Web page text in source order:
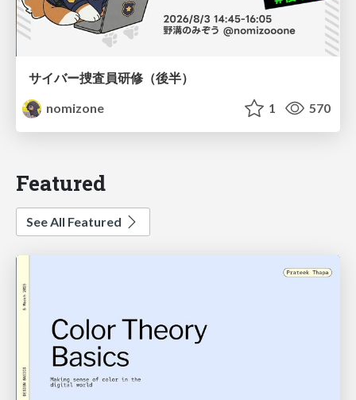
サイバー捜査員研修（後半）
nomizone
1 570
Featured
See All Featured